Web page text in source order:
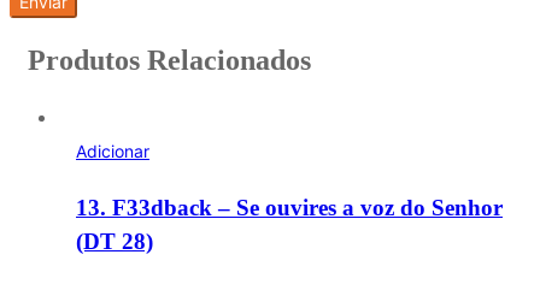
Produtos Relacionados
Adicionar
13. F33dback – Se ouvires a voz do Senhor
(DT 28)